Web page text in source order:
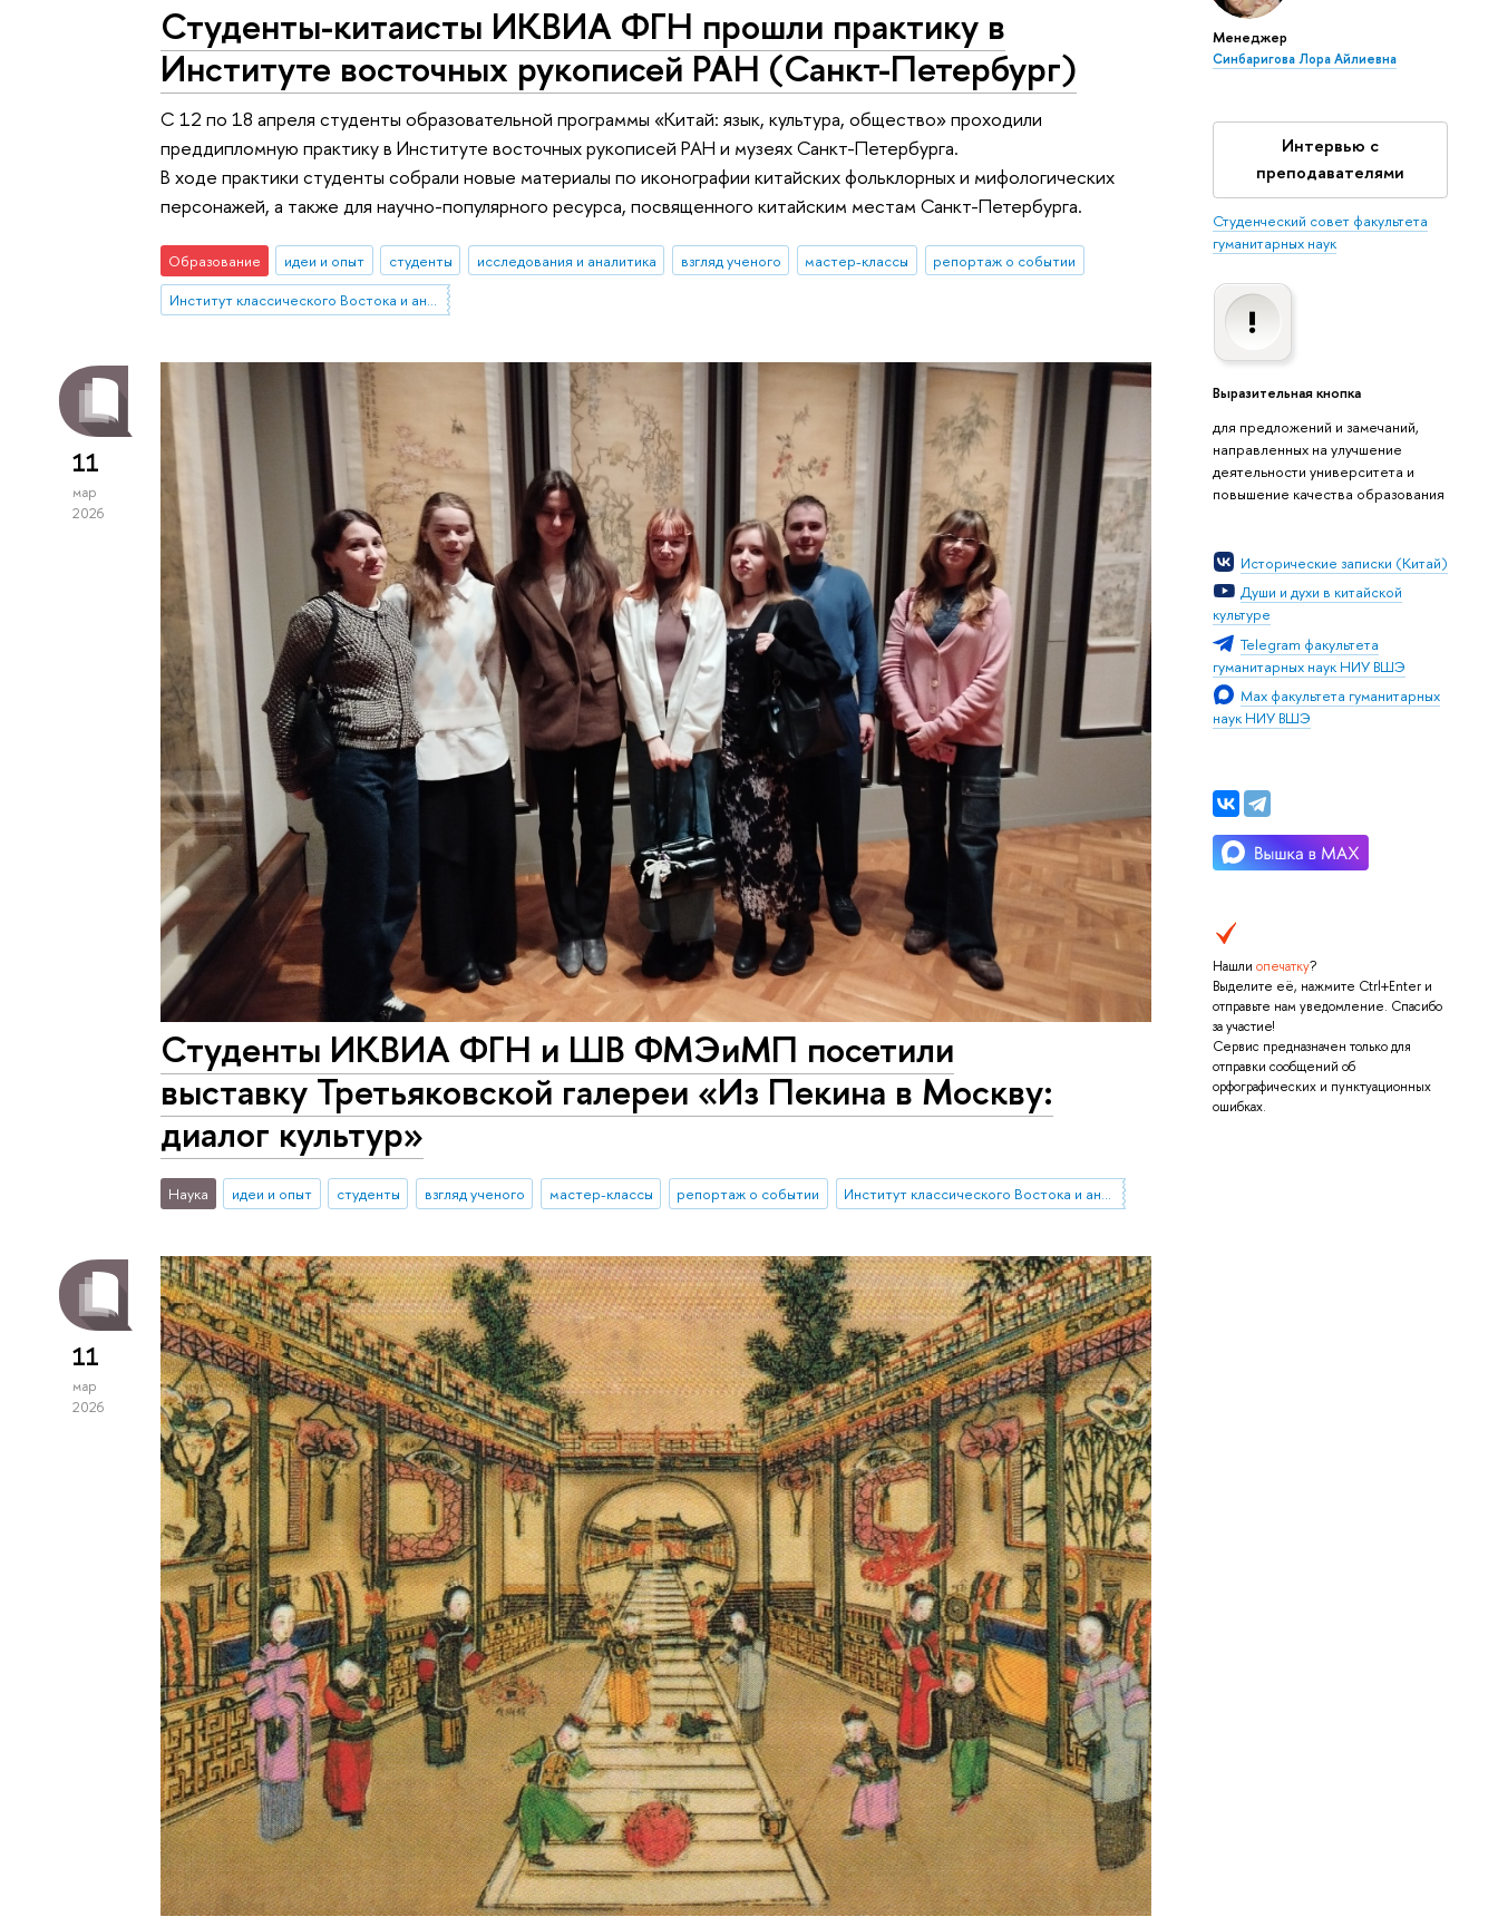
Менеджер
Синбаригова Лора Айлиевна
Интервью с
преподавателями
Студенческий совет факультета
гуманитарных наук
Выразительная кнопка
для предложений и замечаний,
направленных на улучшение
деятельности университета и
повышение качества образования
Исторические записки (Китай)
Души и духи в китайской
культуре
Telegram факультета
гуманитарных наук НИУ ВШЭ
Мах факультета гуманитарных
наук НИУ ВШЭ
Нашли опечатку?
Выделите её, нажмите Ctrl+Enter и
отправьте нам уведомление. Спасибо
за участие!
Сервис предназначен только для
отправки сообщений об
орфографических и пунктуационных
ошибках.
Студенты-китаисты ИКВИА ФГН прошли практику в
Институте восточных рукописей РАН (Санкт-Петербург)
С 12 по 18 апреля студенты образовательной программы «Китай: язык, культура, общество» проходили
преддипломную практику в Институте восточных рукописей РАН и музеях Санкт-Петербурга.
В ходе практики студенты собрали новые материалы по иконографии китайских фольклорных и мифологических
персонажей, а также для научно-популярного ресурса, посвященного китайским местам Санкт-Петербурга.
Образование идеи и опыт студенты исследования и аналитика взгляд ученого мастер-классы
репортаж о событии
Институт классического Востока и античности
11
мар
2026
Студенты ИКВИА ФГН и ШВ ФМЭиМП посетили
выставку Третьяковской галереи «Из Пекина в Москву:
диалог культур»
Наука идеи и опыт студенты взгляд ученого мастер-классы репортаж о событии Институт классического Востока и античности
11
мар
2026